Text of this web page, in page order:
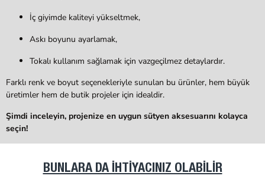
İç giyimde kaliteyi yükseltmek,
Askı boyunu ayarlamak,
Tokalı kullanım sağlamak için vazgeçilmez detaylardır.
Farklı renk ve boyut seçenekleriyle sunulan bu ürünler, hem büyük
üretimler hem de butik projeler için idealdir.
Şimdi inceleyin, projenize en uygun sütyen aksesuarını kolayca
seçin!
BUNLARA DA İHTIYACINIZ OLABILIR